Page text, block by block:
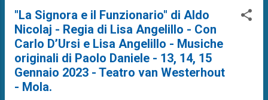
"La Signora e il Funzionario" di Aldo
Nicolaj - Regia di Lisa Angelillo - Con
Carlo D’Ursi e Lisa Angelillo - Musiche
originali di Paolo Daniele - 13, 14, 15
Gennaio 2023 - Teatro van Westerhout
- Mola.